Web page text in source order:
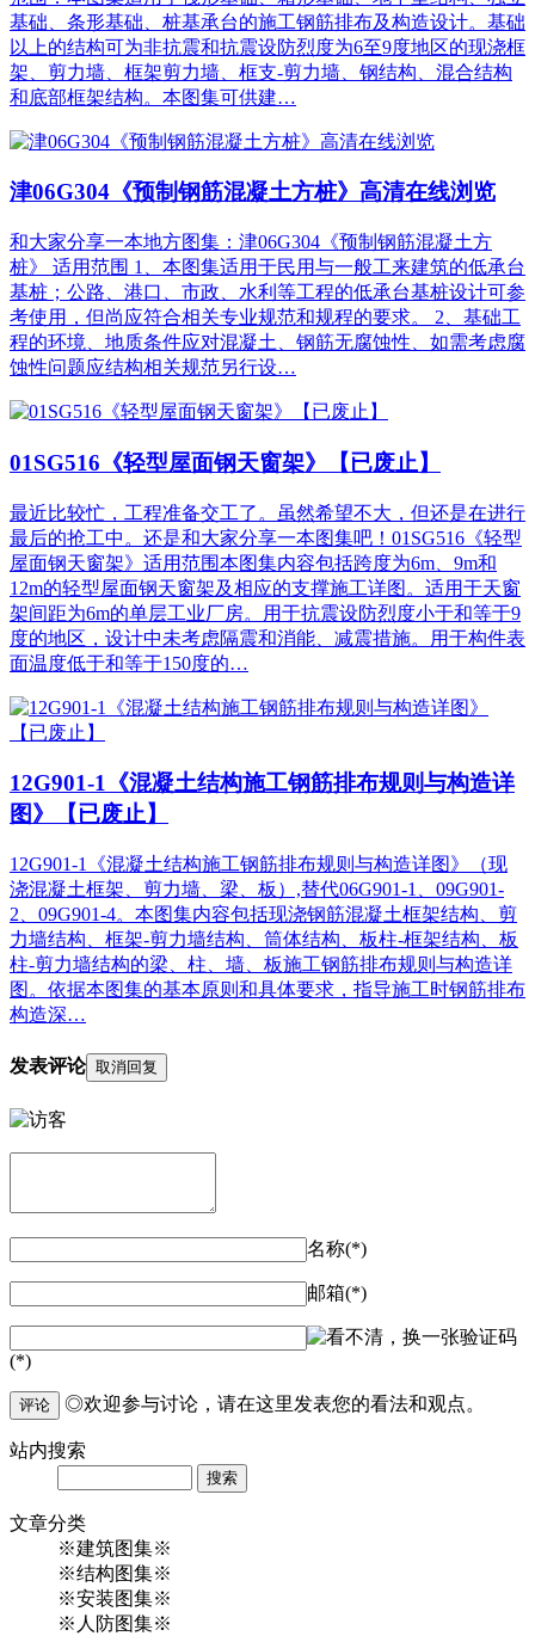
基础、条形基础、桩基承台的施工钢筋排布及构造设计。基础
以上的结构可为非抗震和抗震设防烈度为6至9度地区的现浇框
架、剪力墙、框架剪力墙、框支-剪力墙、钢结构、混合结构
和底部框架结构。本图集可供建…
津06G304《预制钢筋混凝土方桩》高清在线浏览
和大家分享一本地方图集：津06G304《预制钢筋混凝土方
桩》 适用范围 1、本图集适用于民用与一般工来建筑的低承台
基桩；公路、港口、市政、水利等工程的低承台基桩设计可参
考使用，但尚应符合相关专业规范和规程的要求。 2、基础工
程的环境、地质条件应对混凝土、钢筋无腐蚀性、如需考虑腐
蚀性问题应结构相关规范另行设…
01SG516《轻型屋面钢天窗架》【已废止】
最近比较忙，工程准备交工了。虽然希望不大，但还是在进行
最后的抢工中。还是和大家分享一本图集吧！01SG516《轻型
屋面钢天窗架》适用范围本图集内容包括跨度为6m、9m和
12m的轻型屋面钢天窗架及相应的支撑施工详图。适用于天窗
架间距为6m的单层工业厂房。用于抗震设防烈度小于和等于9
度的地区，设计中未考虑隔震和消能、减震措施。用于构件表
面温度低于和等于150度的…
12G901-1《混凝土结构施工钢筋排布规则与构造详
图》【已废止】
12G901-1《混凝土结构施工钢筋排布规则与构造详图》（现
浇混凝土框架、剪力墙、梁、板）,替代06G901-1、09G901-
2、09G901-4。本图集内容包括现浇钢筋混凝土框架结构、剪
力墙结构、框架-剪力墙结构、筒体结构、板柱-框架结构、板
柱-剪力墙结构的梁、柱、墙、板施工钢筋排布规则与构造详
图。依据本图集的基本原则和具体要求，指导施工时钢筋排布
构造深…
发表评论 取消回复
名称(*)
邮箱(*)
验证码
(*)
评论 ◎欢迎参与讨论，请在这里发表您的看法和观点。
站内搜索
文章分类
※建筑图集※
※结构图集※
※安装图集※
※人防图集※